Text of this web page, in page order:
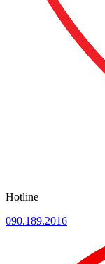
Hotline
090.189.2016